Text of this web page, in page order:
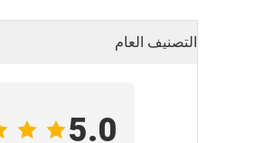
التصنيف العام
5.0